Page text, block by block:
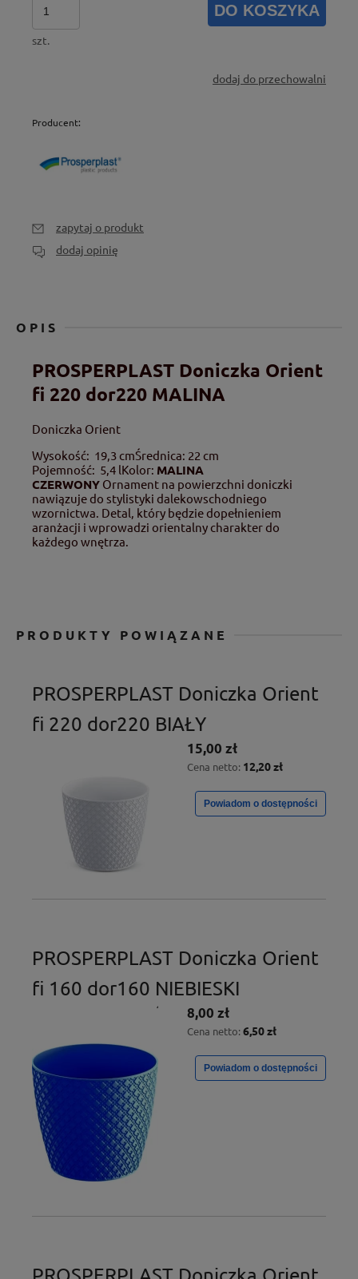
szt.
DO KOSZYKA
dodaj do przechowalni
Producent:
zapytaj o produkt
dodaj opinię
OPIS
PROSPERPLAST Doniczka Orient
fi 220 dor220 MALINA
Doniczka Orient
Wysokość: 19,3 cmŚrednica: 22 cm
Pojemność: 5,4 lKolor: MALINA
CZERWONY Ornament na powierzchni doniczki
nawiązuje do stylistyki dalekowschodniego
wzornictwa. Detal, który będzie dopełnieniem
aranżacji i wprowadzi orientalny charakter do
każdego wnętrza.
PRODUKTY POWIĄZANE
PROSPERPLAST Doniczka Orient
fi 220 dor220 BIAŁY
15,00 zł
Cena netto: 12,20 zł
Powiadom o dostępności
PROSPERPLAST Doniczka Orient
fi 160 dor160 NIEBIESKI
8,00 zł
Cena netto: 6,50 zł
Powiadom o dostępności